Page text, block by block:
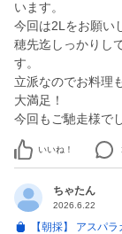
います。
今回は2Lをお願い
穂先迄しっかりし
す。
立派なのでお料理
大満足！
いいね！
ちゃたん
2026.6.22
【朝採】 アスパ